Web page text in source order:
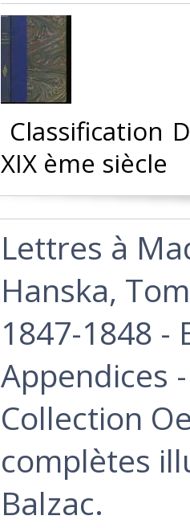
Classification
XIX ème siècle‎
‎Lettres à
Hanska,
1847-1848 -
Appendices
Collection
complètes
Balzac.‎